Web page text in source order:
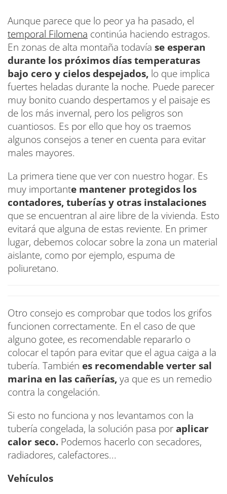
Aunque parece que lo peor ya ha pasado, el
temporal Filomena continúa haciendo estragos.
En zonas de alta montaña todavía se esperan
durante los próximos días temperaturas
bajo cero y cielos despejados, lo que implica
fuertes heladas durante la noche. Puede parecer
muy bonito cuando despertamos y el paisaje es
de los más invernal, pero los peligros son
cuantiosos. Es por ello que hoy os traemos
algunos consejos a tener en cuenta para evitar
males mayores.
La primera tiene que ver con nuestro hogar. Es
muy importante mantener protegidos los
contadores, tuberías y otras instalaciones
que se encuentran al aire libre de la vivienda. Esto
evitará que alguna de estas reviente. En primer
lugar, debemos colocar sobre la zona un material
aislante, como por ejemplo, espuma de
poliuretano.
Otro consejo es comprobar que todos los grifos
funcionen correctamente. En el caso de que
alguno gotee, es recomendable repararlo o
colocar el tapón para evitar que el agua caiga a la
tubería. También es recomendable verter sal
marina en las cañerías,ya que es un remedio
contra la congelación.
Si esto no funciona y nos levantamos con la
tubería congelada, la solución pasa poraplicar
calor seco. Podemos hacerlo con secadores,
radiadores, calefactores...
Vehículos